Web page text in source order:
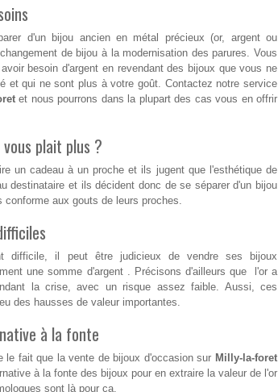
d'un bijou ancien en métal précieux (or, argent ou
de bijou à la modernisation des parures. Vous
besoin d'argent en revendant des bijoux que vous ne
et qui ne sont plus à votre goût. Contactez notre service
et nous pourrons dans la plupart des cas vous en offrir
plait plus ?
un cadeau à un proche et ils jugent que l'esthétique de
destinataire et ils décident donc de se séparer d'un bijou
aux gouts de leurs proches.
difficile, il peut être judicieux de vendre ses bijoux
une somme d'argent . Précisons d'ailleurs que l'or a
la crise, avec un risque assez faible. Aussi, ces
des hausses de valeur importantes.
à la fonte
le fait que la vente de bijoux d'occasion sur Milly-la-foret
à la fonte des bijoux pour en extraire la valeur de l'or
sont là pour ça.